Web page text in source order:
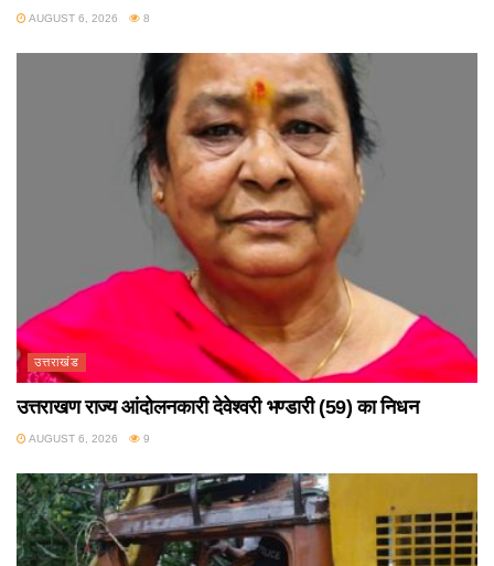
AUGUST 6, 2026 8
उत्तराखंड
उत्तराखण राज्य आंदोलनकारी देवेश्वरी भण्डारी (59) का निधन
AUGUST 6, 2026 9